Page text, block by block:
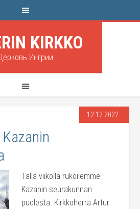
KIRKKO
Ингрии
12.12.2022
Tällä viikolla rukoilemme
Kazanin seurakunnan
puolesta. Kirkkoherra Artur